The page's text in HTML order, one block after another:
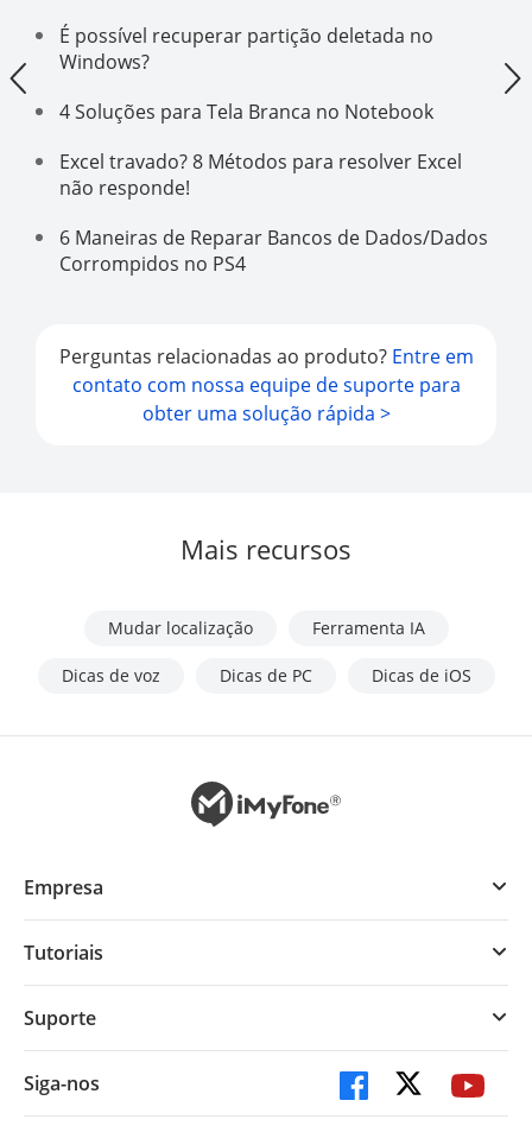
É possível recuperar partição deletada no
Windows?
4 Soluções para Tela Branca no Notebook
Excel travado? 8 Métodos para resolver Excel
não responde!
6 Maneiras de Reparar Bancos de Dados/Dados
Corrompidos no PS4
Perguntas relacionadas ao produto? Entre em
contato com nossa equipe de suporte para
obter uma solução rápida >
Mais recursos
Mudar localização Ferramenta IA
Dicas de voz Dicas de PC Dicas de iOS
Empresa
Tutoriais
Suporte
Siga-nos